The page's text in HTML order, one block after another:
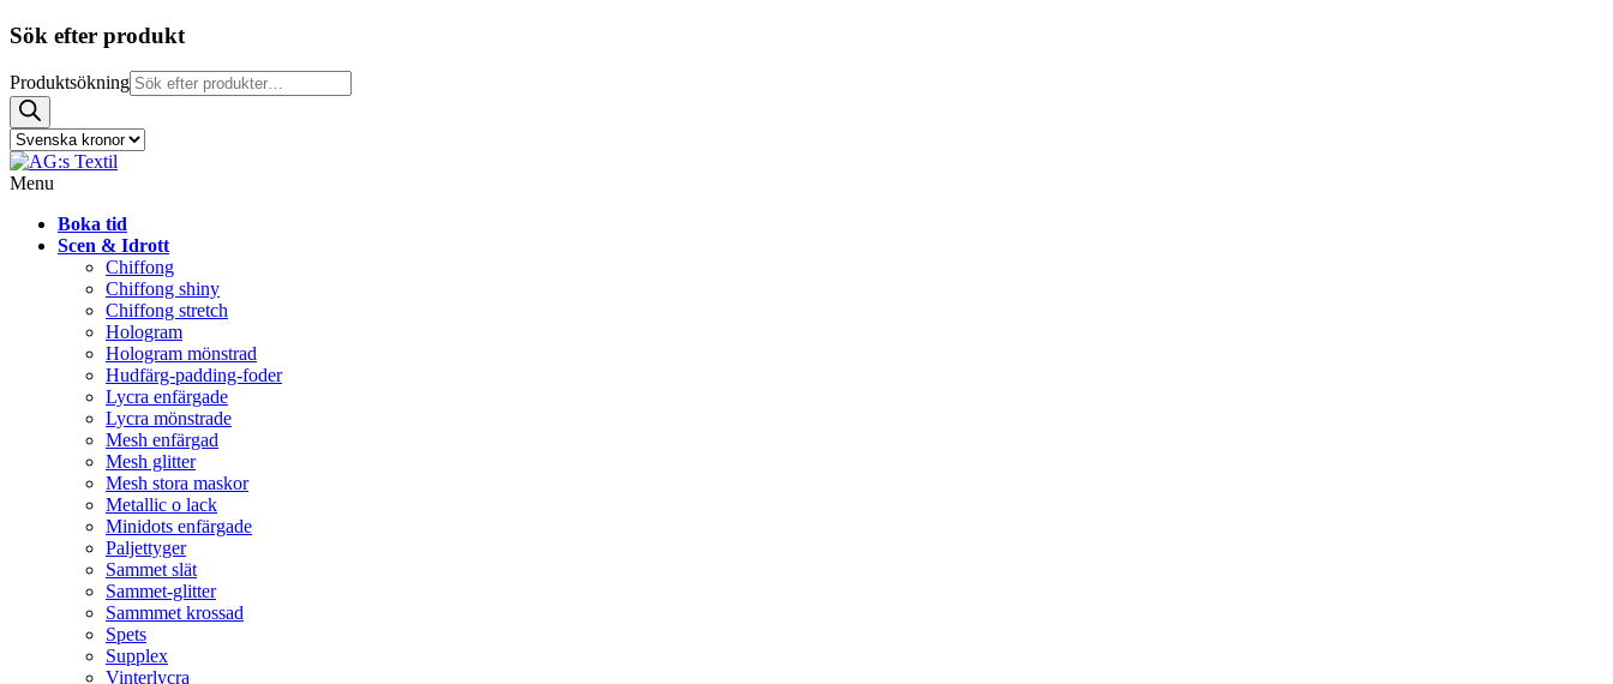
Sök efter produkt
Produktsökning
Menu
Boka tid
Scen & Idrott
Chiffong
Chiffong shiny
Chiffong stretch
Hologram
Hologram mönstrad
Hudfärg-padding-foder
Lycra enfärgade
Lycra mönstrade
Mesh enfärgad
Mesh glitter
Mesh stora maskor
Metallic o lack
Minidots enfärgade
Paljettyger
Sammet slät
Sammet-glitter
Sammmet krossad
Spets
Supplex
Vinterlycra